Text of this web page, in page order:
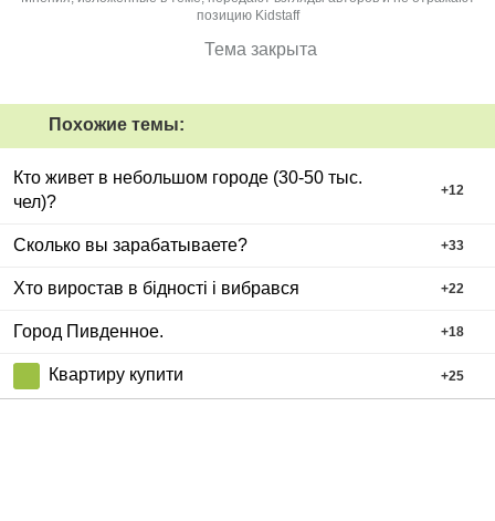
позицию Kidstaff
Тема закрыта
Похожие темы:
Кто живет в небольшом городе (30-50 тыс.
чел)?
+12
Сколько вы зарабатываете? +33
Хто виростав в бідності і вибрався +22
Город Пивденное. +18
Квартиру купити +25